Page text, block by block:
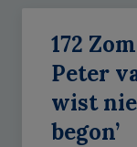
172
Peter
wist
begon’